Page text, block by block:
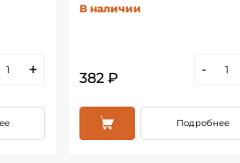
+
В наличии
382 ₽
-
Подробнее